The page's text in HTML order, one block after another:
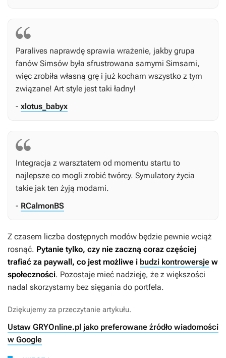
Paralives naprawdę sprawia wrażenie, jakby grupa
fanów Simsów była sfrustrowana samymi Simsami,
więc zrobiła własną grę i już kocham wszystko z tym
związane! Art style jest taki ładny!
- xlotus_babyx
Integracja z warsztatem od momentu startu to
najlepsze co mogli zrobić twórcy. Symulatory życia
takie jak ten żyją modami.
- RCalmonBS
Z czasem liczba dostępnych modów będzie pewnie wciąż
rosnąć. Pytanie tylko, czy nie zaczną coraz częściej
trafiać za paywall, co jest możliwe i budzi kontrowersje w
społeczności. Pozostaje mieć nadzieję, że z większości
nadal skorzystamy bez sięgania do portfela.
Dziękujemy za przeczytanie artykułu.
Ustaw GRYOnline.pl jako preferowane źródło wiadomości
w Google